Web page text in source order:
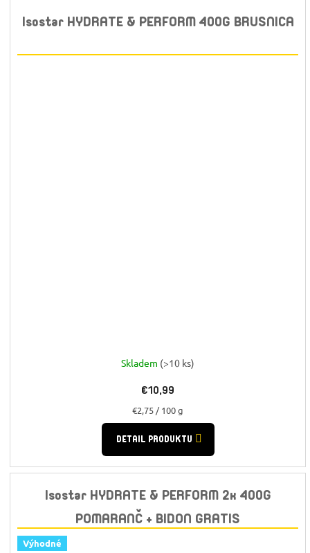
Isostar HYDRATE & PERFORM 400G BRUSNICA
Skladem (>10 ks)
€10,99
Jednotková
cena:
€2,75 / 100 g
DETAIL PRODUKTU
Isostar HYDRATE & PERFORM 2x 400G
POMARANČ + BIDON GRATIS
Výhodné